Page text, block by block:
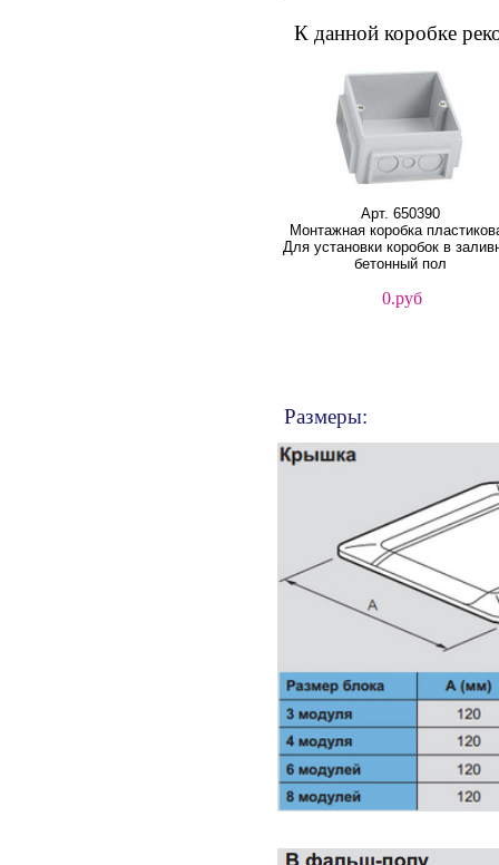
К данной коробке
Арт. 650390
Монтажная коробка
Для установки коробок в
бетонный пол
0.руб
Размеры: